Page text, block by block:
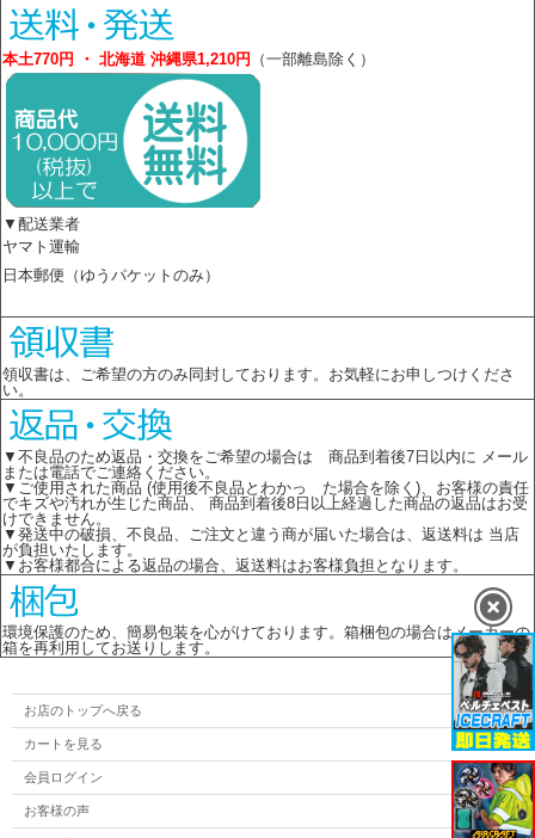
本土770円 ・ 北海道 沖縄県1,210円 （一部離島除く）
▼配送業者
ヤマト運輸
日本郵便（ゆうパケットのみ）
領収書は、ご希望の方のみ同封しております。お気軽にお申しつけくださ
い。
▼不良品のため返品・交換をご希望の場合は 商品到着後7日以内に メール
または電話でご連絡ください。
▼ご使用された商品 (使用後不良品とわかっ た場合を除く)、お客様の責任
でキズや汚れが生じた商品、 商品到着後8日以上経過した商品の返品はお受
けできません。
▼発送中の破損、不良品、ご注文と違う商が届いた場合は、返送料は 当店
が負担いたします。
▼お客様都合による返品の場合、返送料はお客様負担となります。
環境保護のため、簡易包装を心がけております。箱梱包の場合はメーカーの
箱を再利用してお送りします。
お店のトップへ戻る
カートを見る
会員ログイン
お客様の声